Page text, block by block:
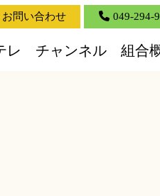
お問い合わせ 049-294-
レ チャンネル 組合